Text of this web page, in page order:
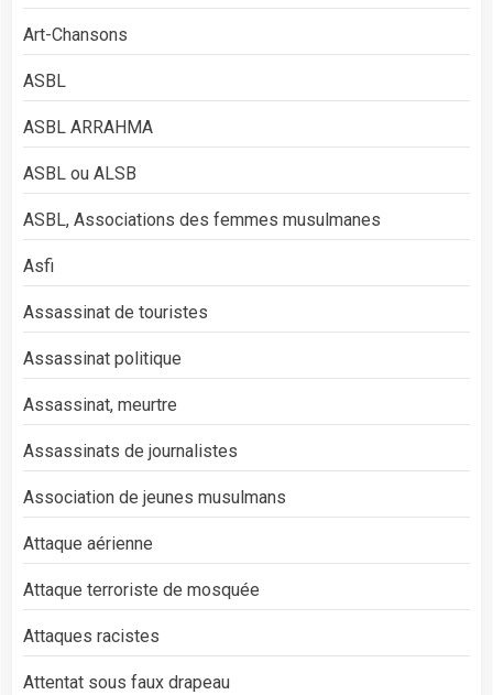
Art-Chansons
ASBL
ASBL ARRAHMA
ASBL ou ALSB
ASBL, Associations des femmes musulmanes
Asfi
Assassinat de touristes
Assassinat politique
Assassinat, meurtre
Assassinats de journalistes
Association de jeunes musulmans
Attaque aérienne
Attaque terroriste de mosquée
Attaques racistes
Attentat sous faux drapeau